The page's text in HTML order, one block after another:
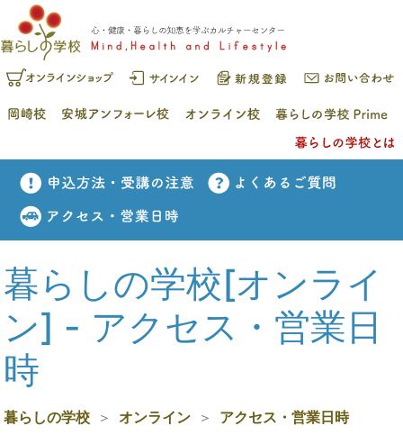
暮らしの学校[オンライ
ン] - アクセス・営業日
時
暮らしの学校 オンライン アクセス・営業日時